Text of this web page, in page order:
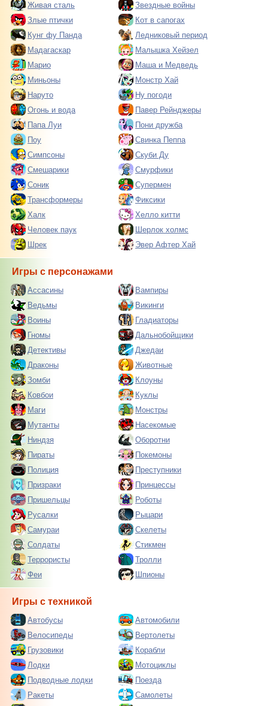
Живая сталь
Звездные войны
Злые птички
Кот в сапогах
Кунг фу Панда
Ледниковый период
Мадагаскар
Малышка Хейзел
Марио
Маша и Медведь
Миньоны
Монстр Хай
Наруто
Ну погоди
Огонь и вода
Павер Рейнджеры
Папа Луи
Пони дружба
Поу
Свинка Пеппа
Симпсоны
Скуби Ду
Смешарики
Смурфики
Соник
Супермен
Трансформеры
Фиксики
Халк
Хелло китти
Человек паук
Шерлок холмс
Шрек
Эвер Афтер Хай
Игры с персонажами
Ассасины
Вампиры
Ведьмы
Викинги
Воины
Гладиаторы
Гномы
Дальнобойщики
Детективы
Джедаи
Драконы
Животные
Зомби
Клоуны
Ковбои
Куклы
Маги
Монстры
Мутанты
Насекомые
Ниндзя
Оборотни
Пираты
Покемоны
Полиция
Преступники
Призраки
Принцессы
Пришельцы
Роботы
Русалки
Рыцари
Самураи
Скелеты
Солдаты
Стикмен
Террористы
Тролли
Феи
Шпионы
Игры с техникой
Автобусы
Автомобили
Велосипеды
Вертолеты
Грузовики
Корабли
Лодки
Мотоциклы
Подводные лодки
Поезда
Ракеты
Самолеты